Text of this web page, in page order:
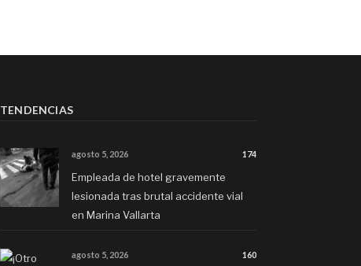
TENDENCIAS
agosto 5, 2026 174
Empleada de hotel gravemente
lesionada tras brutal accidente vial
en Marina Vallarta
agosto 5, 2026 160